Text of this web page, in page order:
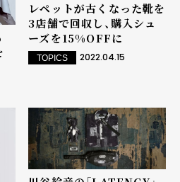
レペットが古くなった靴を
3店舗で回収し、購入シュ
ーズを15%OFFに
TOPICS 2022.04.15